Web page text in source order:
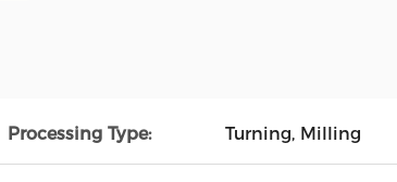
Processing Type: Turning, Milling